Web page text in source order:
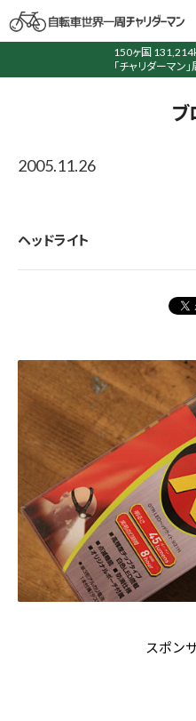
150ヶ国
「チャリダーマン
ブ
2005.11.26
ヘッドライト
スポン